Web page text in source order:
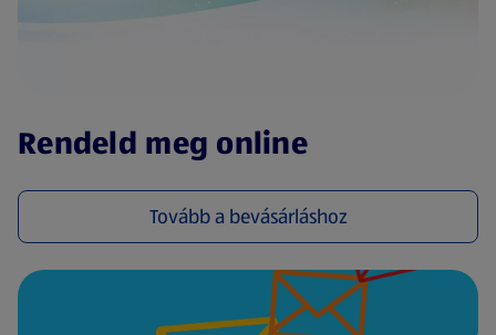
Rendeld meg online
Tovább a bevásárláshoz
(új oldalon nyílik meg)